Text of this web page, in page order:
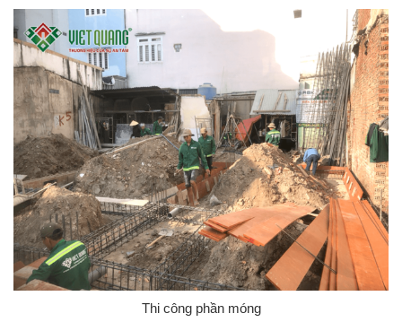
Thi công phần móng